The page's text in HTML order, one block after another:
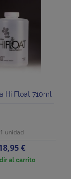
Hi Float 710ml
1 unidad
€
al carrito